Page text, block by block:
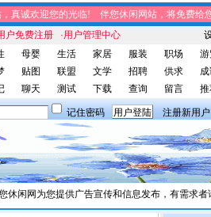
诚欢迎您的光临! 伴您休闲网站，将免费给您
户免费注册 ·用户管理中心
母婴 生活 家居 服装 职场 游
贴图 联盟 文学 招聘 供求
聊天 测试 下载 查询 留言 推
记住密码 注册新用户
闲网为您提供广告宣传和信息发布，有需求者请